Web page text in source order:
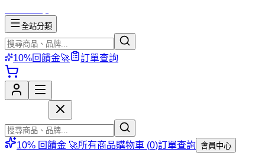
全站分類
10%回饋金🚀 訂單查詢
10% 回饋金 🚀所有商品購物車 (0)訂單查詢 會員中心